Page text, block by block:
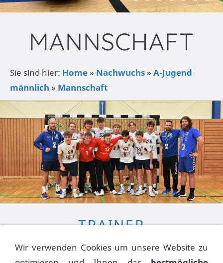
MANNSCHAFT
Sie sind hier: Home » Nachwuchs » A-Jugend
männlich » Mannschaft
TRAINER
Marcel Bölke
Wir verwenden Cookies um unsere Website zu